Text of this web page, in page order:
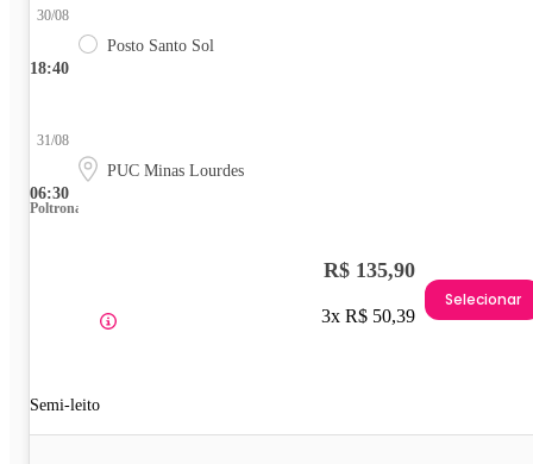
18:40
30/08
Posto Santo Sol
06:30
31/08
PUC Minas Lourdes
Poltrona
Semi-leito
R$ 135,90
3x R$ 50,39
Selecionar